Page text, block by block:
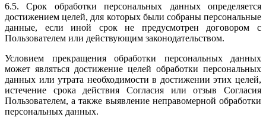
6.5. Срок обработки персональных данных определяется
достижением целей, для которых были собраны персональные
данные, если иной срок не предусмотрен договором с
Пользователем или действующим законодательством.
Условием прекращения обработки персональных данных
может являться достижение целей обработки персональных
данных или утрата необходимости в достижении этих целей,
истечение срока действия Согласия или отзыв Согласия
Пользователем, а также выявление неправомерной обработки
персональных данных.